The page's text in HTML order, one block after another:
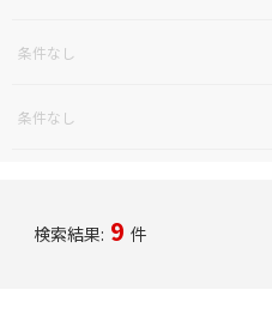
条件なし
条件なし
検索結果: 9 件